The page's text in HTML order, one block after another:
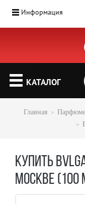
Информация
КАТАЛОГ
Главная
КУПИТЬ
МОСКВЕ (100